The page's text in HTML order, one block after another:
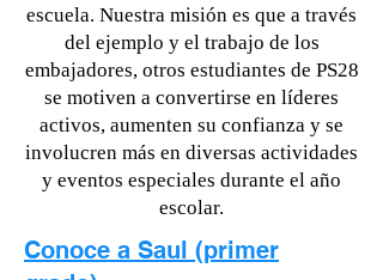
escuela. Nuestra misión es que a través
del ejemplo y el trabajo de los
embajadores, otros estudiantes de PS28
se motiven a convertirse en líderes
activos, aumenten su confianza y se
involucren más en diversas actividades
y eventos especiales durante el año
escolar.
Conoce a Saul (primer